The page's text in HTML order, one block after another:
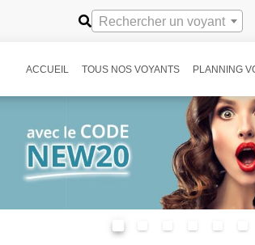
Rechercher un voyant
ACCUEIL TOUS NOS VOYANTS PLANNING